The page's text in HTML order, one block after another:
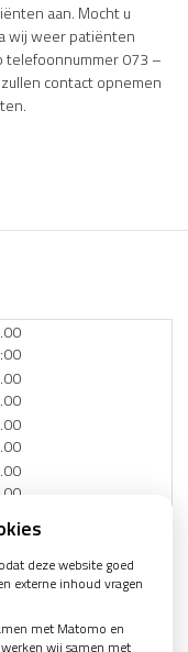
aan. Mocht u
wij weer patiënten
telefoonnummer 073 –
contact opnemen
deze website goed
externe inhoud vragen
met Matomo en
wij samen met